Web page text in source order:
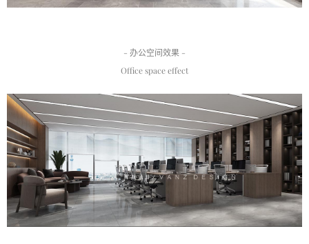
首页
商業設計
住宅設計
品牌設計
- 办公空间效果 -
Office space effect